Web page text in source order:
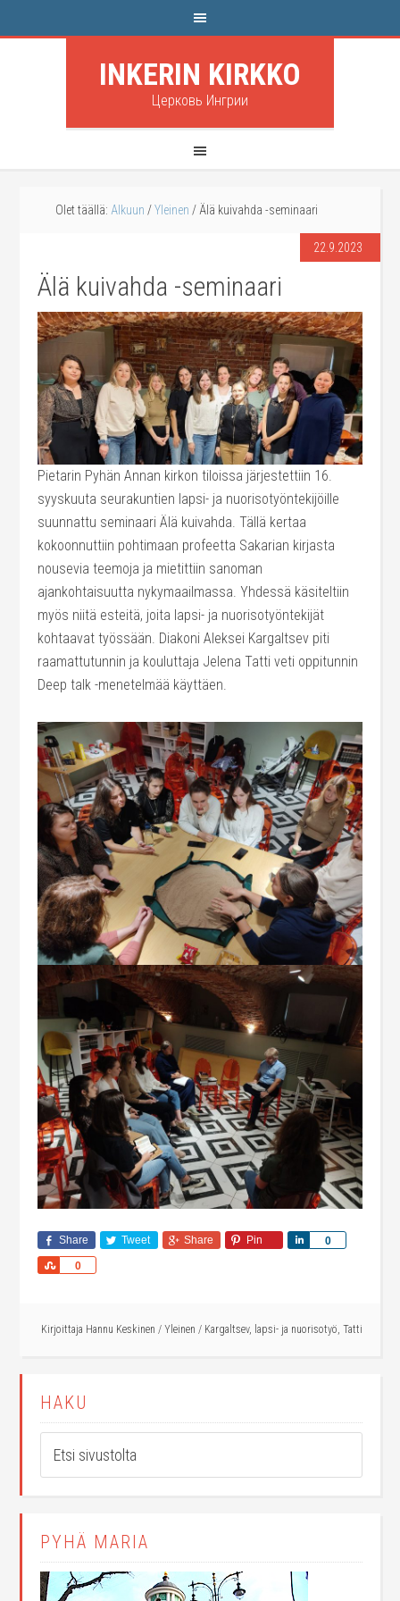
INKERIN KIRKKO
Церковь Ингрии
Olet täällä: Alkuun / Yleinen / Älä kuivahda -seminaari
22.9.2023
Älä kuivahda -seminaari
Pietarin Pyhän Annan kirkon tiloissa järjestettiin 16.
syyskuuta seurakuntien lapsi- ja nuorisotyöntekijöille
suunnattu seminaari Älä kuivahda. Tällä kertaa
kokoonnuttiin pohtimaan profeetta Sakarian kirjasta
nousevia teemoja ja mietittiin sanoman
ajankohtaisuutta nykymaailmassa. Yhdessä käsiteltiin
myös niitä esteitä, joita lapsi- ja nuorisotyöntekijät
kohtaavat työssään. Diakoni Aleksei Kargaltsev piti
raamattutunnin ja kouluttaja Jelena Tatti veti oppitunnin
Deep talk -menetelmää käyttäen.
Share Tweet Share Pin 0
Share
0
Share
Kirjoittaja Hannu Keskinen / Yleinen / Kargaltsev, lapsi- ja nuorisotyö Tatti
HAKU
PYHÄ MARIA